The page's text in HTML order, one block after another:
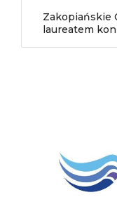
Zakopiańskie
laureatem